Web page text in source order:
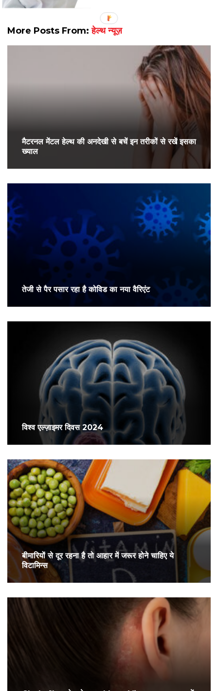
More Posts From:हेल्थ न्यूज़
मैटरनल मेंटल हेल्थ की अनदेखी से बचें इन तरीकों से रखें इसका
ख्याल
तेजी से पैर पसार रहा है कोविड का नया वैरिएंट
विश्व एल्ज़ाइमर दिवस 2024
बीमारियों से दूर रहना है तो आहार में जरूर होने चाहिए ये
विटामिन्स